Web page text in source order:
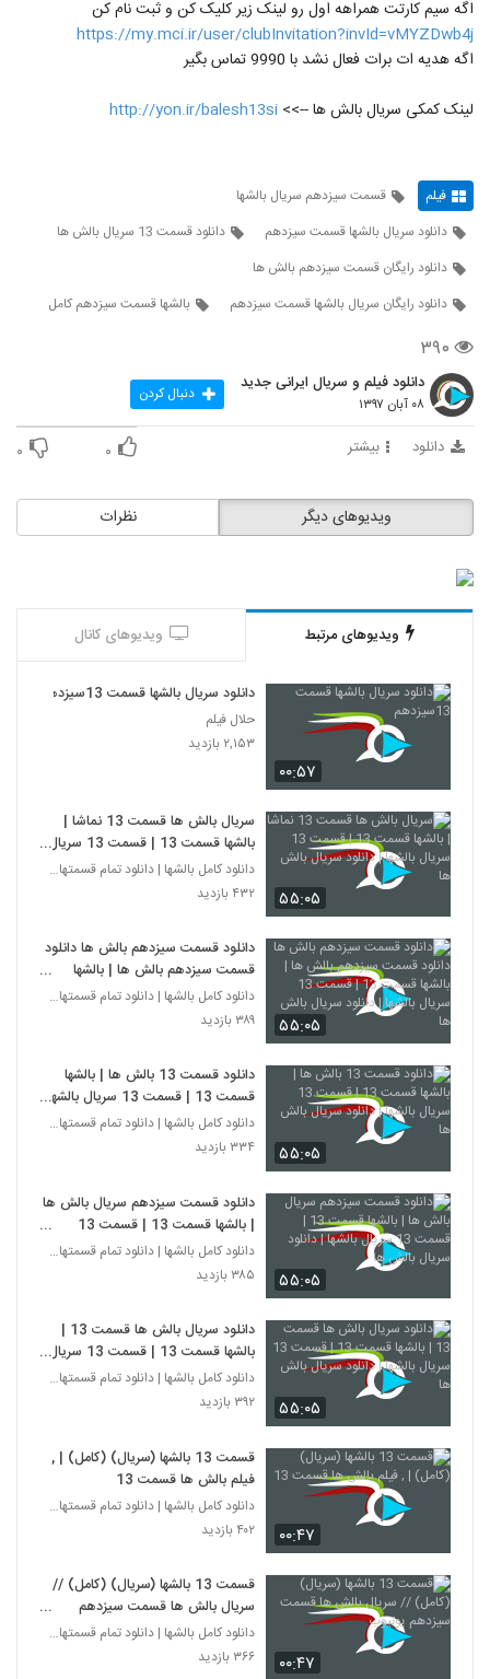
اگه سیم کارتت همراهه اول رو لینک زیر کلیک کن و ثبت نام کن
https://my.mci.ir/user/clubInvitation?invId=vMYZDwb4j
اگه هدیه ات برات فعال نشد با 9990 تماس بگیر
لینک کمکی سریال بالش ها -->> http://yon.ir/balesh13si
فیلم
قسمت سیزدهم سریال بالشها
دانلود سریال بالشها قسمت سیزدهم
دانلود قسمت 13 سریال بالش ها
دانلود رایگان قسمت سیزدهم بالش ها
دانلود رایگان سریال بالشها قسمت سیزدهم
بالشها قسمت سیزدهم کامل
۳۹۰
دانلود فیلم و سریال ایرانی جدید
۰۸ آبان ۱۳۹۷ دنبال کردن
دانلود بیشتر ۰ ۰
نظرات ویدیوهای دیگر
ویدیوهای مرتبط ویدیوهای کانال
۰۰:۵۷
دانلود سریال بالشها قسمت 13سیزدهم
حلال فیلم
۲,۱۵۳ بازدید
۵۵:۰۵
سریال بالش ها قسمت 13 نماشا |
بالشها قسمت 13 | قسمت 13 سریال
بالشها | دانلود سریال بالش ها
دانلود کامل بالشها | دانلود تمام قسمتهای سریال بال
۴۳۲ بازدید
۵۵:۰۵
دانلود قسمت سیزدهم بالش ها دانلود
قسمت سیزدهم بالش ها | بالشها
قسمت 13 | قسمت 13 سریال بالشها
| دانلود سریال بالش ها
دانلود کامل بالشها | دانلود تمام قسمتهای سریال بال
۳۸۹ بازدید
۵۵:۰۵
دانلود قسمت 13 بالش ها | بالشها
قسمت 13 | قسمت 13 سریال بالشها
| دانلود سریال بالش ها
دانلود کامل بالشها | دانلود تمام قسمتهای سریال بال
۳۳۴ بازدید
۵۵:۰۵
دانلود قسمت سیزدهم سریال بالش ها
| بالشها قسمت 13 | قسمت 13
سریال بالشها | دانلود سریال بالش هادانلود کامل بالشها | دانلود تمام قسمتهای سریال بال
۳۸۵ بازدید
۵۵:۰۵
دانلود سریال بالش ها قسمت 13 |
بالشها قسمت 13 | قسمت 13 سریال
بالشها | دانلود سریال بالش ها
دانلود کامل بالشها | دانلود تمام قسمتهای سریال بال
۳۹۲ بازدید
۰۰:۴۷
قسمت 13 بالشها (سریال) (کامل) | ,
فیلم بالش ها قسمت 13
دانلود کامل بالشها | دانلود تمام قسمتهای سریال بال
۴۰۲ بازدید
۰۰:۴۷
قسمت 13 بالشها (سریال) (کامل) //
سریال بالش ها قسمت سیزدهم
یوتیوب
دانلود کامل بالشها | دانلود تمام قسمتهای سریال بال
۳۶۶ بازدید